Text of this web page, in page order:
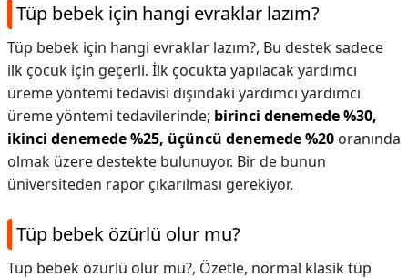
Tüp bebek için hangi evraklar lazım?
Tüp bebek için hangi evraklar lazım?, Bu destek sadece
ilk çocuk için geçerli. İlk çocukta yapılacak yardımcı
üreme yöntemi tedavisi dışındaki yardımcı yardımcı
üreme yöntemi tedavilerinde; birinci denemede %30,
ikinci denemede %25, üçüncü denemede %20 oranında
olmak üzere destekte bulunuyor. Bir de bunun
üniversiteden rapor çıkarılması gerekiyor.
Tüp bebek özürlü olur mu?
Tüp bebek özürlü olur mu?, Özetle, normal klasik tüp